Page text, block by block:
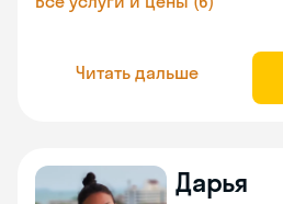
Читать дальше
Дарья